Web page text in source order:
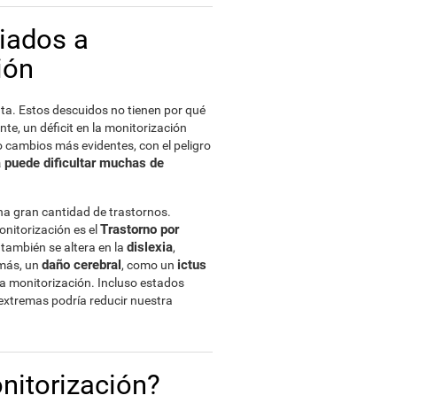
a
Estos descuidos no tienen por qué
un déficit en la monitorización
más evidentes, con el peligro
dificultar muchas de
gran cantidad de trastornos.
es el Trastorno por
se altera en la dislexia,
un daño cerebral, como un ictus
monitorización. Incluso estados
podría reducir nuestra